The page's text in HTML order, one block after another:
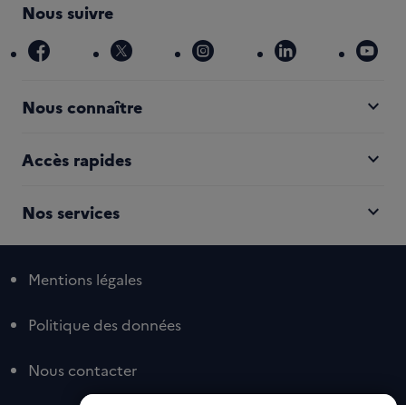
Nous suivre
facebook x instagram linkedin
Nous connaître expand_more
Accès rapides expand_more
Nos services expand_more
Mentions légales
Politique des données
Nous contacter